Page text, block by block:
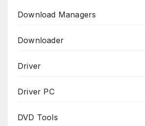
Download Managers
Downloader
Driver
Driver PC
DVD Tools